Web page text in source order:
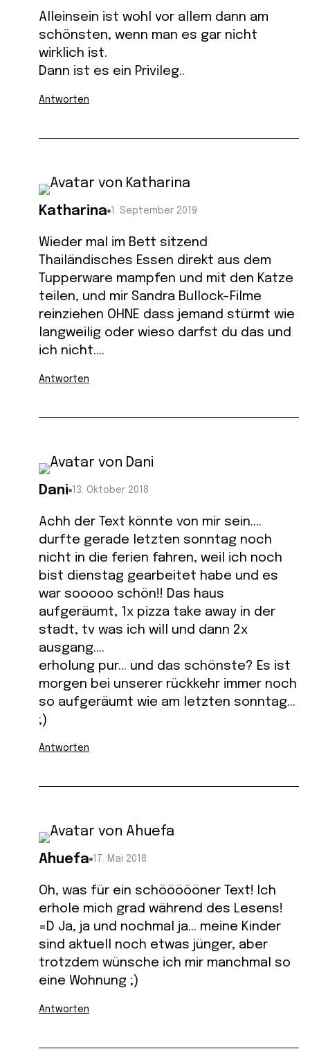
Alleinsein ist wohl vor allem dann am
schönsten, wenn man es gar nicht
wirklich ist.
Dann ist es ein Privileg..
Antworten
Katharina 1. September 2019
Wieder mal im Bett sitzend
Thailändisches Essen direkt aus dem
Tupperware mampfen und mit den Katze
teilen, und mir Sandra Bullock-Filme
reinziehen OHNE dass jemand stürmt wie
langweilig oder wieso darfst du das und
ich nicht….
Antworten
Dani 13. Oktober 2018
Achh der Text könnte von mir sein….
durfte gerade letzten sonntag noch
nicht in die ferien fahren, weil ich noch
bist dienstag gearbeitet habe und es
war sooooo schön!! Das haus
aufgeräumt, 1x pizza take away in der
stadt, tv was ich will und dann 2x
ausgang….
erholung pur… und das schönste? Es ist
morgen bei unserer rückkehr immer noch
so aufgeräumt wie am letzten sonntag…
;)
Antworten
Ahuefa 17. Mai 2018
Oh, was für ein schöööööner Text! Ich
erhole mich grad während des Lesens!
=D Ja, ja und nochmal ja… meine Kinder
sind aktuell noch etwas jünger, aber
trotzdem wünsche ich mir manchmal so
eine Wohnung ;)
Antworten